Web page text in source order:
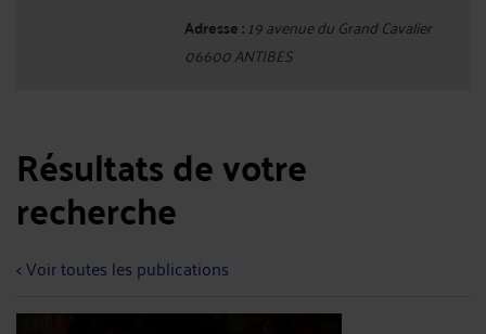
Adresse :19 avenue du Grand Cavalier
06600 ANTIBES
Résultats de votre
recherche
< Voir toutes les publications